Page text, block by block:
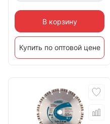
В корзину
Купить по оптовой цене